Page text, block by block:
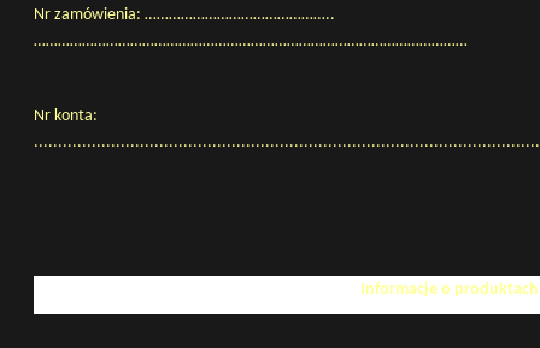
Nr zamówienia: ………………………………………..
………………………………………………………………………………………………
Nr konta:
Informacje o produktach